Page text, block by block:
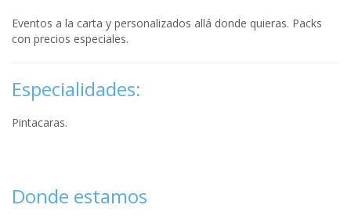
Eventos a la carta y personalizados allá donde quieras. Packs
con precios especiales.
Especialidades:
Pintacaras.
Donde estamos